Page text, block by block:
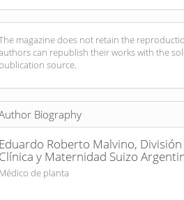
magazine does not retain the
can republish their works with the
publication source.
Biography
Eduardo Roberto Malvino,
Clínica y Maternidad Suizo
Médico de planta